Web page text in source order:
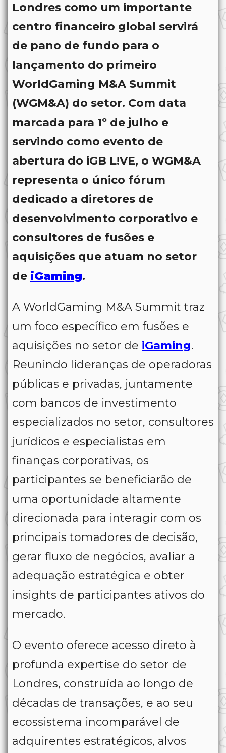
Londres como um importante
centro financeiro global servirá
de pano de fundo para o
lançamento do primeiro
WorldGaming M&A Summit
(WGM&A) do setor. Com data
marcada para 1º de julho e
servindo como evento de
abertura do iGB L!VE, o WGM&A
representa o único fórum
dedicado a diretores de
desenvolvimento corporativo e
consultores de fusões e
aquisições que atuam no setor
de iGaming.
A WorldGaming M&A Summit traz
um foco específico em fusões e
aquisições no setor de iGaming.
Reunindo lideranças de operadoras
públicas e privadas, juntamente
com bancos de investimento
especializados no setor, consultores
jurídicos e especialistas em
finanças corporativas, os
participantes se beneficiarão de
uma oportunidade altamente
direcionada para interagir com os
principais tomadores de decisão,
gerar fluxo de negócios, avaliar a
adequação estratégica e obter
insights de participantes ativos do
mercado.
O evento oferece acesso direto à
profunda expertise do setor de
Londres, construída ao longo de
décadas de transações, e ao seu
ecossistema incomparável de
adquirentes estratégicos, alvos